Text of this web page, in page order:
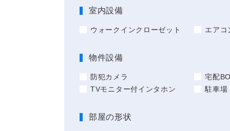
室内設備
ウォークインクローゼット エアコ
物件設備
防犯カメラ
宅配
TVモニター付インタホン
駐車場
部屋の形状